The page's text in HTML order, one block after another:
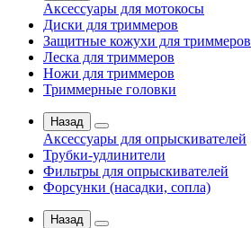
Аксессуары для мотокосы
Диски для триммеров
Защитные кожухи для триммеров
Леска для триммеров
Ножи для триммеров
Триммерные головки
Назад
Аксессуары для опрыскивателей
Трубки-удлинители
Фильтры для опрыскивателей
Форсунки (насадки, сопла)
Назад